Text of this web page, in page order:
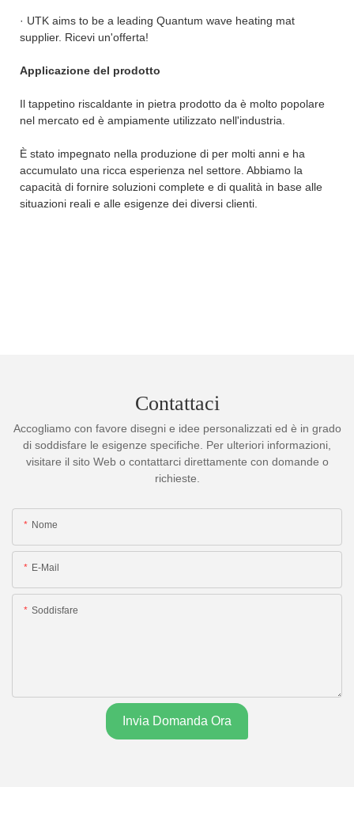
· UTK aims to be a leading Quantum wave heating mat
supplier. Ricevi un'offerta!
Applicazione del prodotto
Il tappetino riscaldante in pietra prodotto da è molto popolare
nel mercato ed è ampiamente utilizzato nell'industria.
È stato impegnato nella produzione di per molti anni e ha
accumulato una ricca esperienza nel settore. Abbiamo la
capacità di fornire soluzioni complete e di qualità in base alle
situazioni reali e alle esigenze dei diversi clienti.
Contattaci
Accogliamo con favore disegni e idee personalizzati ed è in grado
di soddisfare le esigenze specifiche. Per ulteriori informazioni,
visitare il sito Web o contattarci direttamente con domande o
richieste.
Nome
E-Mail
Soddisfare
Invia Domanda Ora